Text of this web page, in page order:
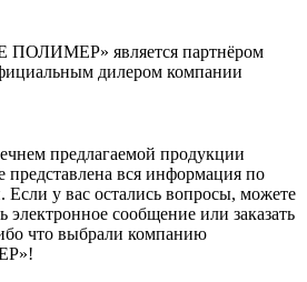
является партнёром
дилером компании
предлагаемой продукции
представлена вся информация по
у вас остались вопросы, можете
электронное сообщение или заказать
что выбрали компанию